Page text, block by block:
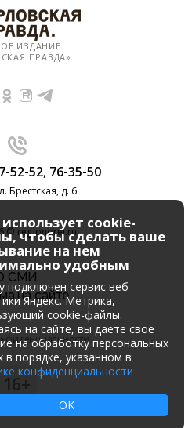
ИЗДАНИЕ
ПРАВДА»
52-52, 76-35-50
Брестская, д. 6
© regionorel.ru
СМИ
на сайте
16+
cookie-
чтобы сделать ваше
на нем
удобным
подключен сервис веб-
Яндекс. Метрика,
cookie-файлы.
на сайте, вы даете свое
на обработку персональных
в порядке, указанном в
конфиденциальности
OK